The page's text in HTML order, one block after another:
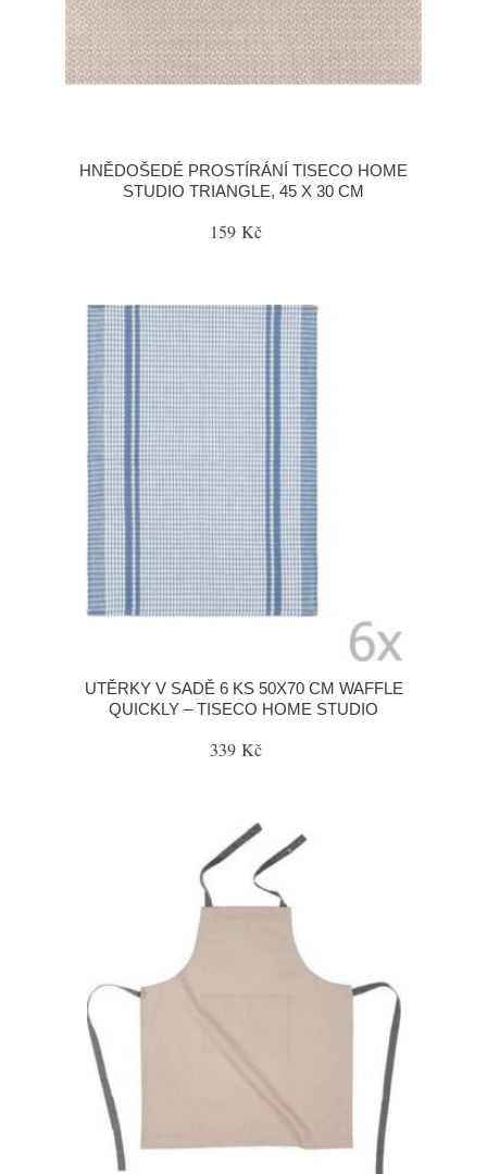
HNĚDOŠEDÉ PROSTÍRÁNÍ TISECO HOME
STUDIO TRIANGLE, 45 X 30 CM
159 Kč
UTĚRKY V SADĚ 6 KS 50X70 CM WAFFLE
QUICKLY – TISECO HOME STUDIO
339 Kč